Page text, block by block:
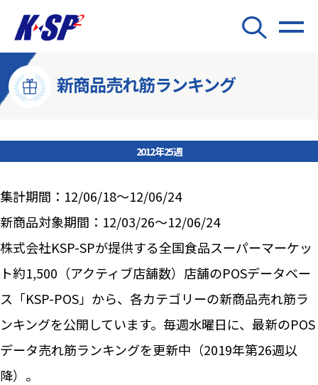
新商品売れ筋ランキング
2012年25週
集計期間：12/06/18～12/06/24
新商品対象期間：12/03/26～12/06/24
株式会社KSP-SPが提供する全国食品スーパーマーケッ
ト約1,500（アクティブ店舗数）店舗のPOSデータベー
ス「KSP-POS」から、各カテゴリーの新商品売れ筋ラ
ンキングを公開しています。毎週水曜日に、最新のPOS
データ売れ筋ランキングを更新中（2019年第26週以
降）。